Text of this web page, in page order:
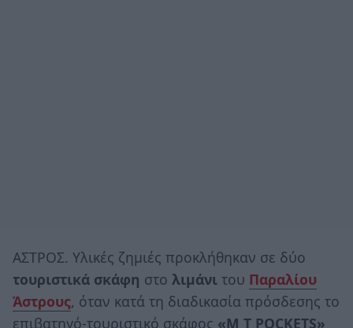
ΑΣΤΡΟΣ. Υλικές ζημιές προκλήθηκαν σε δύο
τουριστικά σκάφη στο λιμάνι του Παραλίου
Άστρους, όταν κατά τη διαδικασία πρόσδεσης το
επιβατηγό-τουριστικό σκάφος «M T POCKETS»